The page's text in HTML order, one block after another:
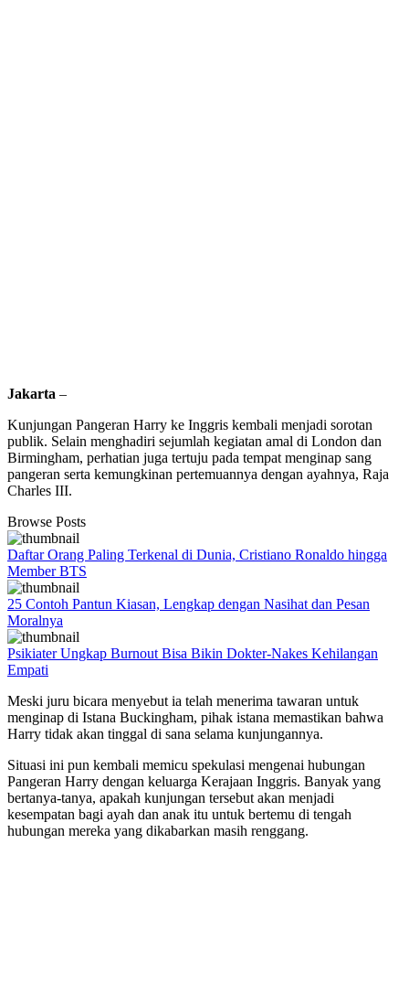
Jakarta –
Kunjungan Pangeran Harry ke Inggris kembali menjadi sorotan
publik. Selain menghadiri sejumlah kegiatan amal di London dan
Birmingham, perhatian juga tertuju pada tempat menginap sang
pangeran serta kemungkinan pertemuannya dengan ayahnya, Raja
Charles III.
Browse Posts
Daftar Orang Paling Terkenal di Dunia, Cristiano Ronaldo hingga
Member BTS
25 Contoh Pantun Kiasan, Lengkap dengan Nasihat dan Pesan
Moralnya
Psikiater Ungkap Burnout Bisa Bikin Dokter-Nakes Kehilangan
Empati
Meski juru bicara menyebut ia telah menerima tawaran untuk
menginap di Istana Buckingham, pihak istana memastikan bahwa
Harry tidak akan tinggal di sana selama kunjungannya.
Situasi ini pun kembali memicu spekulasi mengenai hubungan
Pangeran Harry dengan keluarga Kerajaan Inggris. Banyak yang
bertanya-tanya, apakah kunjungan tersebut akan menjadi
kesempatan bagi ayah dan anak itu untuk bertemu di tengah
hubungan mereka yang dikabarkan masih renggang.